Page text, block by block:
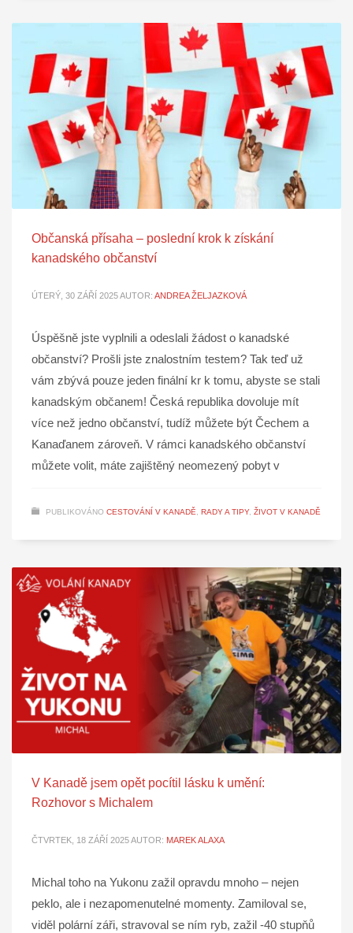
Občanská přísaha – poslední krok k získání
kanadského občanství
ÚTERÝ, 30 ZÁŘÍ 2025AUTOR: ANDREA ŽELJAZKOVÁ
Úspěšně jste vyplnili a odeslali žádost o kanadské
občanství? Prošli jste znalostním testem? Tak teď už
vám zbývá pouze jeden finální kr k tomu, abyste se stali
kanadským občanem! Česká republika dovoluje mít
více než jedno občanství, tudíž můžete být Čechem a
Kanaďanem zároveň. V rámci kanadského občanství
můžete volit, máte zajištěný neomezený pobyt v
PUBLIKOVÁNO CESTOVÁNÍ V KANADĚ, RADY A TIPY, ŽIVOT V KANADĚ
V Kanadě jsem opět pocítil lásku k umění:
Rozhovor s Michalem
ČTVRTEK, 18 ZÁŘÍ 2025AUTOR: MAREK ALAXA
Michal toho na Yukonu zažil opravdu mnoho – nejen
peklo, ale i nezapomenutelné momenty. Zamiloval se,
viděl polární záři, stravoval se ním ryb, zažil -40 stupňů